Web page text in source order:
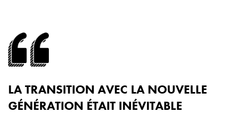
LA TRANSITION AVEC LA NOUVELLE
GÉNÉRATION ÉTAIT INÉVITABLE